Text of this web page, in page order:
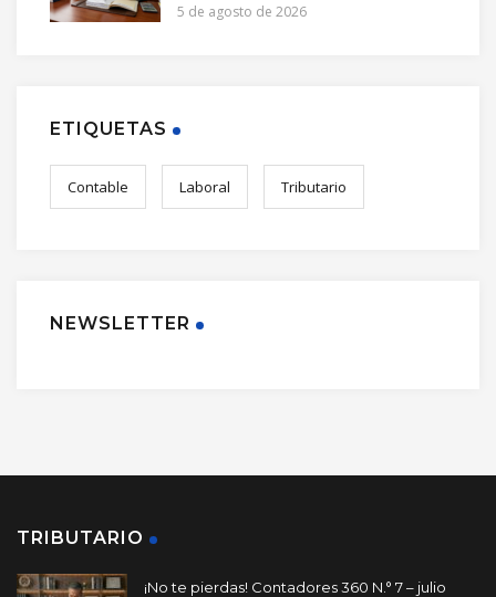
5 de agosto de 2026
ETIQUETAS
Contable Laboral Tributario
NEWSLETTER
TRIBUTARIO
¡No te pierdas! Contadores 360 N.° 7 – julio